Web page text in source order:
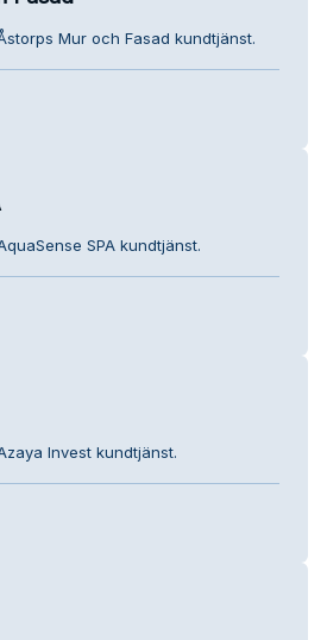
Mur och Fasad kundtjänst.
SPA kundtjänst.
Invest kundtjänst.